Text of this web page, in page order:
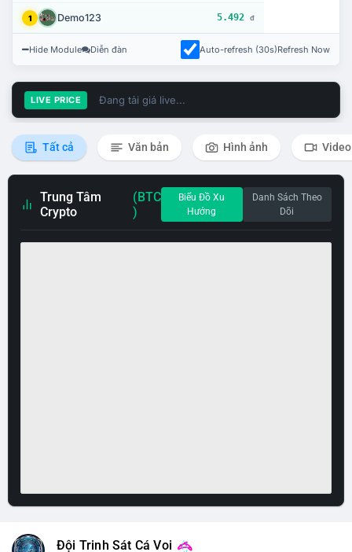
1 Demo123 5.492 đ
Hide Module Diễn đàn Auto-refresh (30s)Refresh Now
LIVE PRICE Đang tải giá live...
Tất cả Văn bản Hình ảnh Video
Trung Tâm
Crypto
(BTC
)
Biểu Đồ Xu
Hướng
Danh Sách Theo
Dõi
Đội Trinh Sát Cá Voi